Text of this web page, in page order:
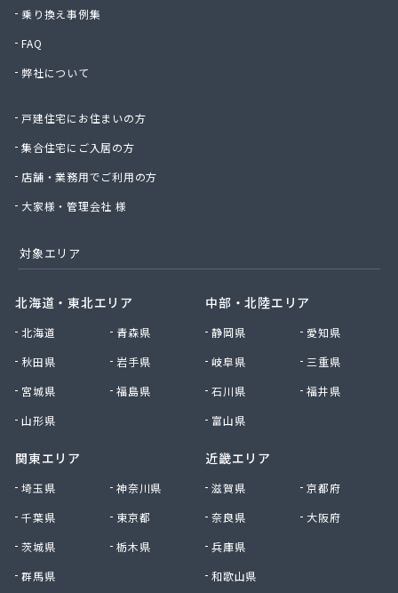
乗り換え事例集
FAQ
弊社について
戸建住宅にお住まいの方
集合住宅にご入居の方
店舗・業務用でご利用の方
大家様・管理会社 様
対象エリア
北海道・東北エリア
北海道
青森県
秋田県
岩手県
宮城県
福島県
山形県
関東エリア
埼玉県
神奈川県
千葉県
東京都
茨城県
栃木県
群馬県
中部・北陸エリア
静岡県
愛知県
岐阜県
三重県
石川県
福井県
富山県
近畿エリア
滋賀県
京都府
奈良県
大阪府
兵庫県
和歌山県